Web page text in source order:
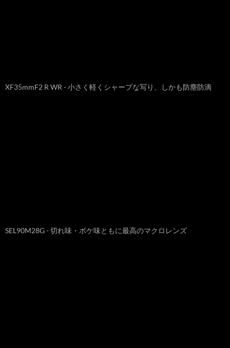
XF35mmF2 R WR - 小さく軽くシャープな写り、しかも防塵防滴
SEL90M28G - 切れ味・ボケ味ともに最高のマクロレンズ